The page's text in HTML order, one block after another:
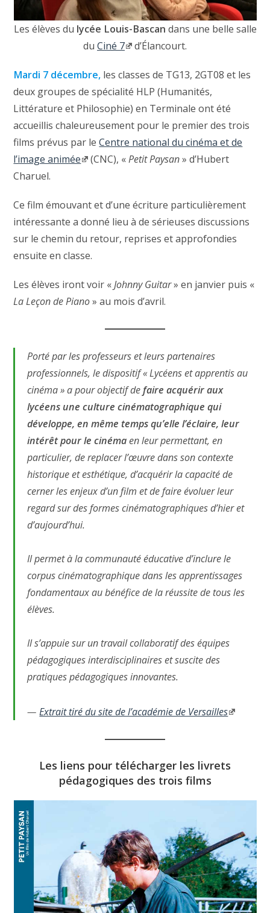
Les élèves du lycée Louis-Bascan dans une belle salle
du Ciné 7 d’Élancourt.
Mardi 7 décembre, les classes de TG13, 2GT08 et les
deux groupes de spécialité HLP (Humanités,
Littérature et Philosophie) en Terminale ont été
accueillis chaleureusement pour le premier des trois
films prévus par leCentre national du cinéma et de
l’image animée
(CNC), «Petit Paysan» d’Hubert
Charuel.
Ce film émouvant et d’une écriture particulièrement
intéressante a donné lieu à de sérieuses discussions
sur le chemin du retour, reprises et approfondies
ensuite en classe.
Les élèves iront voir «Johnny Guitar» en janvier puis «
La Leçon de Piano» au mois d’avril.
Porté par les professeurs et leurs partenaires
professionnels, le dispositif « Lycéens et apprentis au
cinéma » a pour objectif defaire acquérir aux
lycéens une culture cinématographique qui
développe, en même temps qu’elle l’éclaire, leur
intérêt pour le cinémaen leur permettant, en
particulier, de replacer l’œuvre dans son contexte
historique et esthétique, d’acquérir la capacité de
cerner les enjeux d’un film et de faire évoluer leur
regard sur des formes cinématographiques d’hier et
d’aujourd’hui.
Il permet à la communauté éducative d’inclure le
corpus cinématographique dans les apprentissages
fondamentaux au bénéfice de la réussite de tous les
élèves.
Il s’appuie sur un travail collaboratif des équipes
pédagogiques interdisciplinaires et suscite des
pratiques pédagogiques innovantes.
Extrait tiré du site de l’académie de Versailles
Les liens pour télécharger les livrets
pédagogiques des trois films